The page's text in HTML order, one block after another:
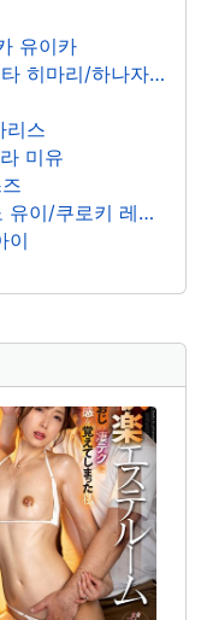
유이카
리/하나자와 히마리
리스
미유
/쿠로키 레이나
이